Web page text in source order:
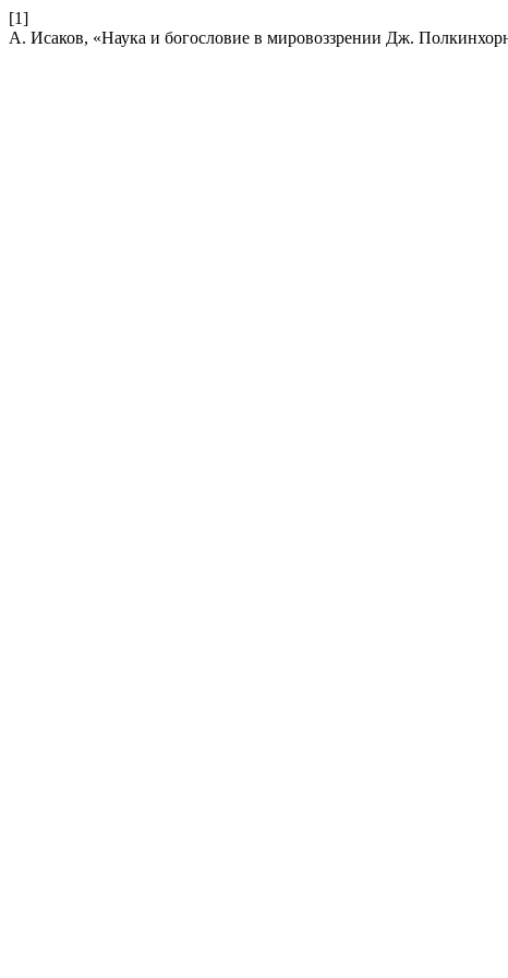
[1]
А. Исаков, «Наука и богословие в мировоззрении Дж.